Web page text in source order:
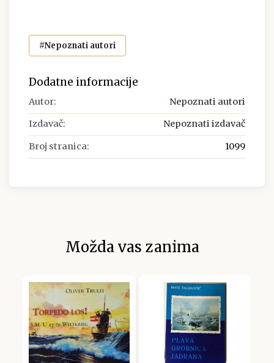
#Nepoznati autori
Dodatne informacije
Autor: Nepoznati autori
Izdavač: Nepoznati izdavač
Broj stranica: 1099
Možda vas zanima